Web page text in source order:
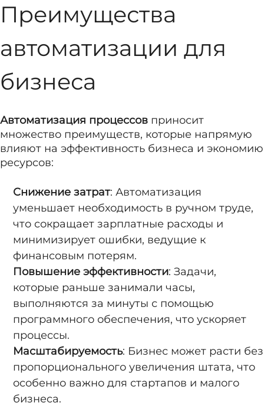
Преимущества
автоматизации для
бизнеса
Автоматизация процессов приносит
множество преимуществ, которые напрямую
влияют на эффективность бизнеса и экономию
ресурсов:
Снижение затрат: Автоматизация
уменьшает необходимость в ручном труде,
что сокращает зарплатные расходы и
минимизирует ошибки, ведущие к
финансовым потерям.
Повышение эффективности: Задачи,
которые раньше занимали часы,
выполняются за минуты с помощью
программного обеспечения, что ускоряет
процессы.
Масштабируемость: Бизнес может расти без
пропорционального увеличения штата, что
особенно важно для стартапов и малого
бизнеса.